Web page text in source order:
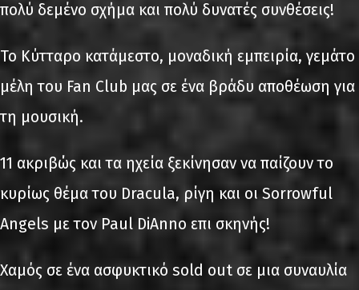
πολύ δεμένο σχήμα και πολύ δυνατές συνθέσεις!
Το Κύτταρο κατάμεστο, μοναδική εμπειρία, γεμάτο
μέλη του Fan Club μας σε ένα βράδυ αποθέωση για
τη μουσική.
11 ακριβώς και τα ηχεία ξεκίνησαν να παίζουν το
κυρίως θέμα του Dracula, ρίγη και οι Sorrowful
Angels με τον Paul DiAnno επι σκηνής!
Χαμός σε ένα ασφυκτικό sold out σε μια συναυλία